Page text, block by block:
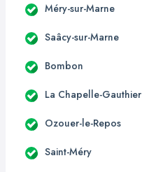
Méry-sur-Marne
Saâcy-sur-Marne
Bombon
La Chapelle-Gauthier
Ozouer-le-Repos
Saint-Méry